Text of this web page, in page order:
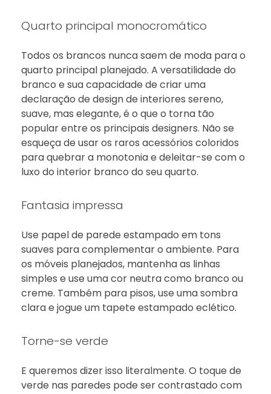
Quarto principal monocromático
Todos os brancos nunca saem de moda para o
quarto principal planejado. A versatilidade do
branco e sua capacidade de criar uma
declaração de design de interiores sereno,
suave, mas elegante, é o que o torna tão
popular entre os principais designers. Não se
esqueça de usar os raros acessórios coloridos
para quebrar a monotonia e deleitar-se com o
luxo do interior branco do seu quarto.
Fantasia impressa
Use papel de parede estampado em tons
suaves para complementar o ambiente. Para
os móveis planejados, mantenha as linhas
simples e use uma cor neutra como branco ou
creme. Também para pisos, use uma sombra
clara e jogue um tapete estampado eclético.
Torne-se verde
E queremos dizer isso literalmente. O toque de
verde nas paredes pode ser contrastado com